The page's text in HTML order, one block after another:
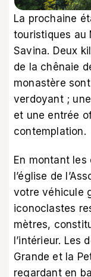
La prochaine
touristiques au
Savina. Deux
de la chênaie
monastère
verdoyant ;
et une entrée
contemplation.
En montant
l’église de
votre véhicule
iconoclastes
mètres,
l’intérieur. Les
Grande et la
regardant en